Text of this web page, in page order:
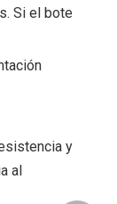
Si el bote
y
al